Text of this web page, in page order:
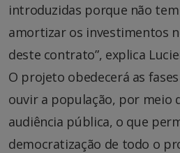
introduzidas porque não
amortizar os investimentos
deste contrato”, explica
O projeto obedecerá as
ouvir a população, por meio
audiência pública, o que
democratização de todo o